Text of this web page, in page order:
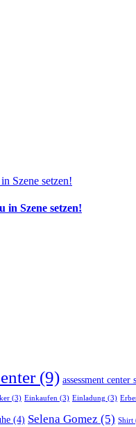
in Szene setzen!
(9) assessment center
(3) Einkaufen (3) Einladung (3)
(4) Selena Gomez (5) Shirt